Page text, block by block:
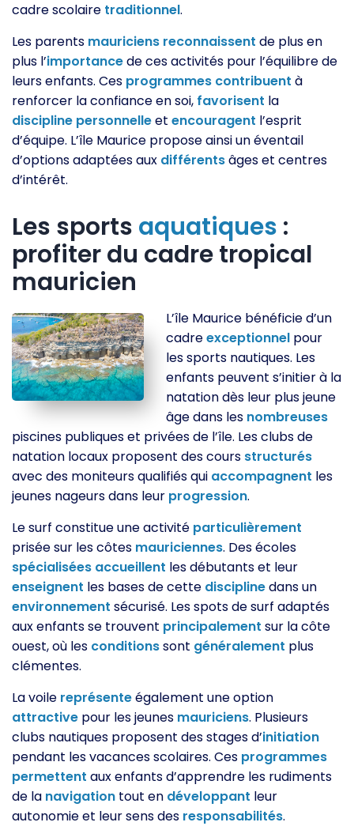
cadre scolaire traditionnel.
Les parents mauriciens reconnaissent de plus en
plus l’importancede ces activités pour l’équilibre de
leurs enfants. Ces programmes contribuent à
renforcer la confiance en soi, favorisent la
discipline personnelleet encouragent l’esprit
d’équipe. L’île Maurice propose ainsi un éventail
d’options adaptées aux différentsâges et centres
d’intérêt.
Les sports aquatiques :
profiter du cadre tropical
mauricien
L’île Maurice bénéficie d’un
cadreexceptionnel pour
les sports nautiques. Les
enfants peuvent s’initier à la
natation dès leur plus jeune
âge dans les nombreuses
piscines publiques et privées de l’île. Les clubs de
natation locaux proposent des cours structurés
avec des moniteurs qualifiés qui accompagnent les
jeunes nageurs dans leur progression.
Le surf constitue une activité particulièrement
prisée sur les côtes mauriciennes. Des écoles
spécialisées accueillent les débutants et leur
enseignent les bases de cette disciplinedans un
environnement sécurisé. Les spots de surf adaptés
aux enfants se trouvent principalement sur la côte
ouest, où les conditionssont généralement plus
clémentes.
La voile représenteégalement une option
attractive pour les jeunes mauriciens. Plusieurs
clubs nautiques proposent des stages d’initiation
pendant les vacances scolaires. Ces programmes
permettent aux enfants d’apprendre les rudiments
de la navigation tout en développant leur
autonomie et leur sens des responsabilités.